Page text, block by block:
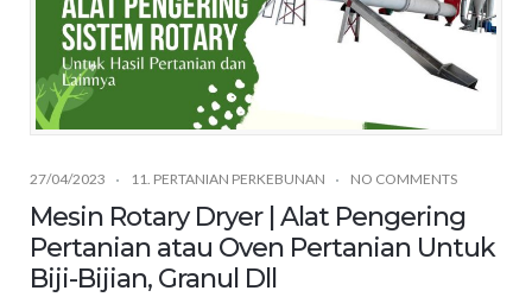
27/04/2023 11. PERTANIAN PERKEBUNAN NO COMMENTS
Mesin Rotary Dryer | Alat Pengering
Pertanian atau Oven Pertanian Untuk
Biji-Bijian, Granul Dll